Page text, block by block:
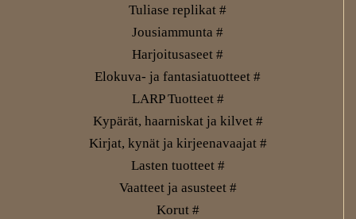
Tuliase replikat #
Jousiammunta #
Harjoitusaseet #
Elokuva- ja fantasiatuotteet #
LARP Tuotteet #
Kypärät, haarniskat ja kilvet #
Kirjat, kynät ja kirjeenavaajat #
Lasten tuotteet #
Vaatteet ja asusteet #
Korut #